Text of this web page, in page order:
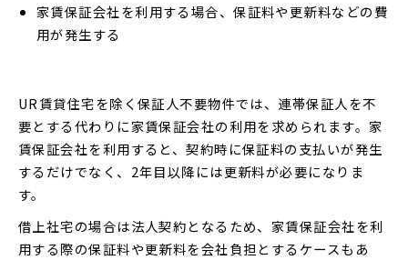
家賃保証会社を利用する場合、保証料や更新料などの費
用が発生する
UR賃貸住宅を除く保証人不要物件では、連帯保証人を不
要とする代わりに家賃保証会社の利用を求められます。家
賃保証会社を利用すると、契約時に保証料の支払いが発生
するだけでなく、2年目以降には更新料が必要になりま
す。
借上社宅の場合は法人契約となるため、家賃保証会社を利
用する際の保証料や更新料を会社負担とするケースもあ